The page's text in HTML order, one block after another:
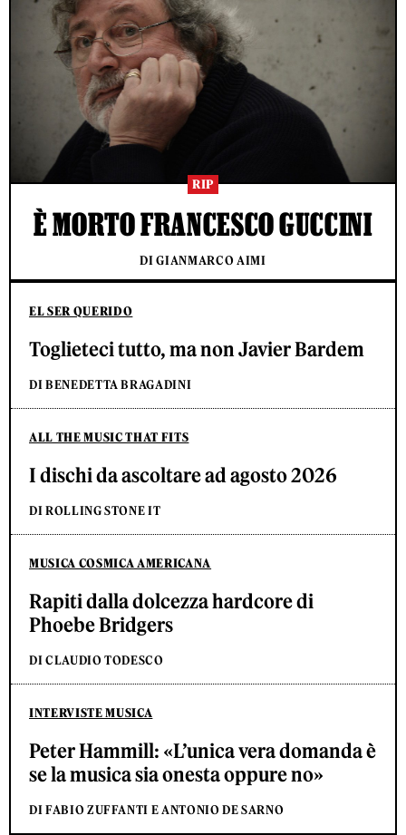
EL SER QUERIDO
Toglieteci tutto, ma non Javier Bardem
DI BENEDETTA BRAGADINI
ALL THE MUSIC THAT FITS
I dischi da ascoltare ad agosto 2026
DI ROLLING STONE IT
MUSICA COSMICA AMERICANA
Rapiti dalla dolcezza hardcore di
Phoebe Bridgers
DI CLAUDIO TODESCO
INTERVISTE MUSICA
Peter Hammill: «L’unica vera domanda è
se la musica sia onesta oppure no»
DI FABIO ZUFFANTI E ANTONIO DE SARNO
RIP
È MORTO FRANCESCO GUCCINI
DI GIANMARCO AIMI